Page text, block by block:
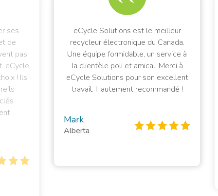
eCycle Solutions est le meilleur
recycleur électronique du Canada.
Une équipe formidable, un service à
la clientèle poli et amical. Merci à
eCycle Solutions pour son excellent
travail. Hautement recommandé !
Mark
Alberta